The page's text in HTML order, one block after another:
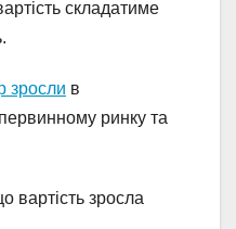
складатиме
зросли в
ринку та
вартість зросла